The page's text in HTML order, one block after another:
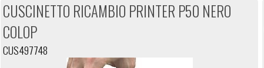
CUSCINETTO RICAMBIO PRINTER P50 NERO
COLOP
CUS497748